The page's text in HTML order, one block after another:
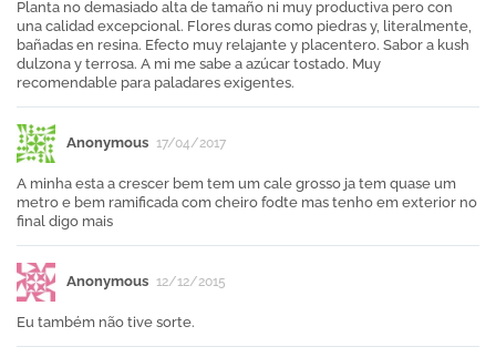
Planta no demasiado alta de tamaño ni muy productiva pero con
una calidad excepcional. Flores duras como piedras y, literalmente,
bañadas en resina. Efecto muy relajante y placentero. Sabor a kush
dulzona y terrosa. A mi me sabe a azúcar tostado. Muy
recomendable para paladares exigentes.
Anonymous 17/04/2017
A minha esta a crescer bem tem um cale grosso ja tem quase um
metro e bem ramificada com cheiro fodte mas tenho em exterior no
final digo mais
Anonymous 12/12/2015
Eu também não tive sorte.